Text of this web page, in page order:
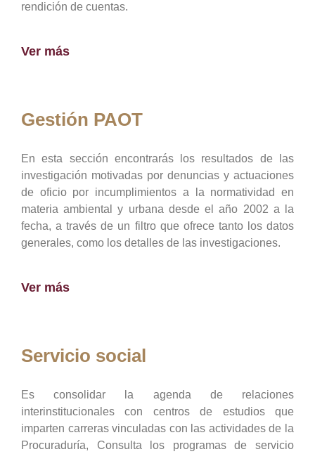
rendición de cuentas.
Ver más
Gestión PAOT
En esta sección encontrarás los resultados de las
investigación motivadas por denuncias y actuaciones
de oficio por incumplimientos a la normatividad en
materia ambiental y urbana desde el año 2002 a la
fecha, a través de un filtro que ofrece tanto los datos
generales, como los detalles de las investigaciones.
Ver más
Servicio social
Es consolidar la agenda de relaciones
interinstitucionales con centros de estudios que
imparten carreras vinculadas con las actividades de la
Procuraduría, Consulta los programas de servicio